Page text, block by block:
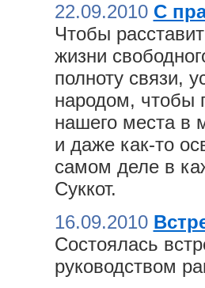
22.09.2010 С
Чтобы
жизни
полноту связи,
народом, чтобы
нашего места в
и даже как-то
самом деле в
Суккот.
16.09.2010
Состоялась
руководством